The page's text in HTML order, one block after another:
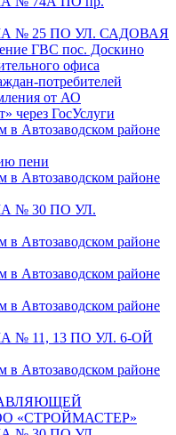
№ 25 ПО УЛ. САДОВАЯ
ГВС пос. Доскино
офиса
потребителей
от АО
через ГосУслуги
Автозаводском районе
пени
Автозаводском районе
№ 30 ПО УЛ.
Автозаводском районе
Автозаводском районе
Автозаводском районе
11, 13 ПО УЛ. 6-ОЙ
Автозаводском районе
«СТРОЙМАСТЕР»